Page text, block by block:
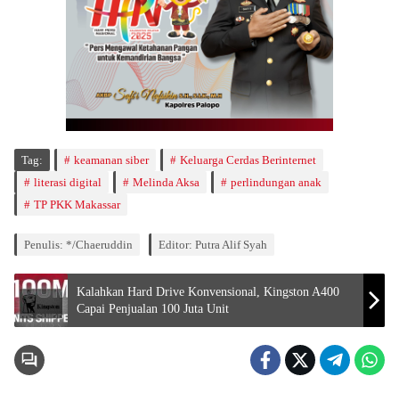
Tag: keamanan siber
Keluarga Cerdas Berinternet
literasi digital
Melinda Aksa
perlindungan anak
TP PKK Makassar
Penulis: */Chaeruddin Editor: Putra Alif Syah
Kalahkan Hard Drive Konvensional, Kingston A400
Capai Penjualan 100 Juta Unit